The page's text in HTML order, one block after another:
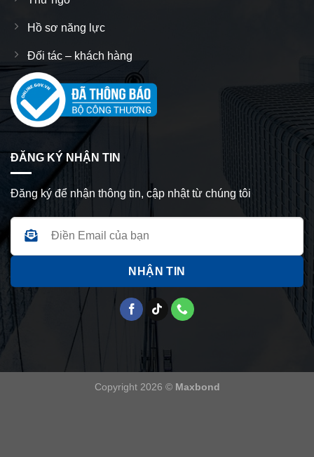
Hồ sơ năng lực
Đối tác – khách hàng
ĐĂNG KÝ NHẬN TIN
Đăng ký để nhận thông tin, cập nhật từ chúng tôi
Copyright 2026 © Maxbond